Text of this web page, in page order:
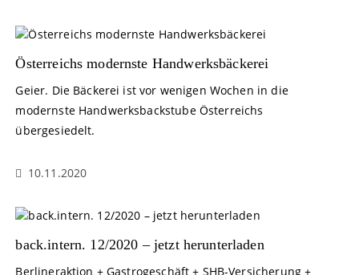
Österreichs modernste Handwerksbäckerei
Geier. Die Bäckerei ist vor wenigen Wochen in die
modernste Handwerksbackstube Österreichs
übergesiedelt.
10.11.2020
back.intern. 12/2020 – jetzt herunterladen
Berlineraktion + Gastrogeschäft + SHB-Versicherung +